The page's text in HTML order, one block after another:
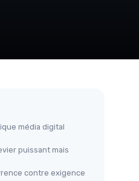
média digital
puissant mais
contre exigence